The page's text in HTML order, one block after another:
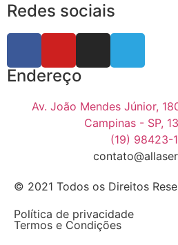
Redes sociais
Endereço
Av. João Mendes Júnior,
Campinas - SP,
(19) 98423-
© 2021 Todos os Direitos
Política de privacidade
Termos e Condições